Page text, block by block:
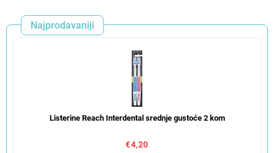
Najprodavaniji
Listerine Reach Interdental srednje gustoće 2 kom
€4,20